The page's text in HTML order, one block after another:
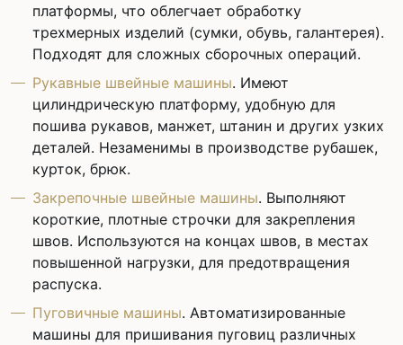
платформы, что облегчает обработку
трехмерных изделий (сумки, обувь, галантерея).
Подходят для сложных сборочных операций.
Рукавные швейные машины. Имеют
цилиндрическую платформу, удобную для
пошива рукавов, манжет, штанин и других узких
деталей. Незаменимы в производстве рубашек,
курток, брюк.
Закрепочные швейные машины. Выполняют
короткие, плотные строчки для закрепления
швов. Используются на концах швов, в местах
повышенной нагрузки, для предотвращения
распуска.
Пуговичные машины. Автоматизированные
машины для пришивания пуговиц различных